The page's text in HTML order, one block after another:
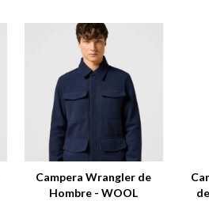
Campera Wrangler de
Hombre - WOOL